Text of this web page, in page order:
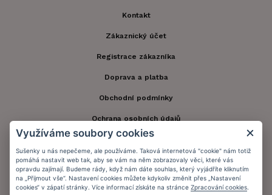
Kontakt
Zákaznický účet
Registrace zákazníka
Doprava a platba
Obchodní podmínky
Ochrana osobních údajů
Informační memorandum
Zůstaňte s námi v kontaktu.
Využíváme soubory cookies
Sušenky u nás nepečeme, ale používáme. Taková internetová "cookie" nám totiž
pomáhá nastavit web tak, aby se vám na něm zobrazovaly věci, které vás
opravdu zajímají. Budeme rády, když nám dáte souhlas, který vyjádříte kliknutím
na „Přijmout vše“. Nastavení cookies můžete kdykoliv změnit přes „Nastavení
cookies“ v zápatí stránky. Více informací získáte na stránce Zpracování cookies